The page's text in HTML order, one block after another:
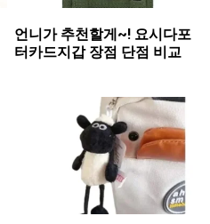
언니가 추천할게~! 요시다포
터카드지갑 장점 단점 비교